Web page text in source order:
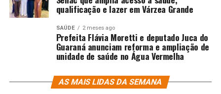
qualificação e lazer em Várzea Grande
SAÚDE 2 meses ago
Prefeita Flávia Moretti e deputado Juca do
Guaraná anunciam reforma e ampliação de
unidade de saúde no Água Vermelha
AS MAIS LIDAS DA SEMANA